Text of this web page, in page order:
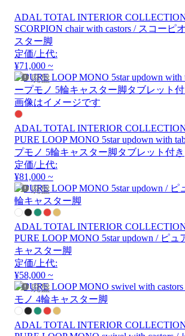
ADAL TOTAL INTERIOR
SCORPION chair with castors / スコーピ
スター脚
定価/上代:
¥71,000 ~
廃盤
画像はイメージです
ADAL TOTAL INTERIOR
PURE LOOP MONO 5star updown with
プモノ 5輪キャスター脚タブレット付き
定価/上代:
¥81,000 ~
廃盤
ADAL TOTAL INTERIOR
PURE LOOP MONO 5star updown / ピ
キャスター脚
定価/上代:
¥58,000 ~
廃盤
ADAL TOTAL INTERIOR